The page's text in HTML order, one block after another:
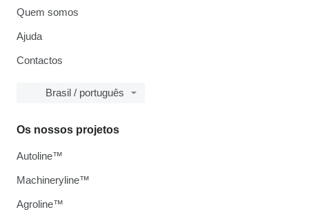
Quem somos
Ajuda
Contactos
Brasil / português
Os nossos projetos
Autoline™
Machineryline™
Agroline™